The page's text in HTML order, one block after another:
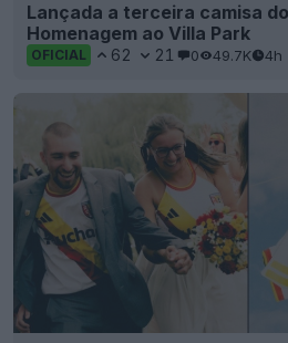
Lançada a terceira camisa
Homenagem ao Villa Park
OFICIAL 62 21 0 49.7K 4h